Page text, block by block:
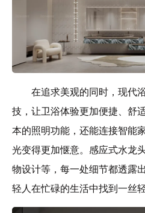
在追求美观的同时，现代
技，让卫浴体验更加便捷、舒
本的照明功能，还能连接智能
光变得更加惬意。感应式水龙
物设计等，每一处细节都透露
轻人在忙碌的生活中找到一丝